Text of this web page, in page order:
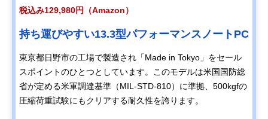
税込み129,980円（Amazon）
持ち運びやすい13.3型パフォーマンスノートPC
東京都日野市の工場で製造され「Made in Tokyo」をセール
スポイントのひとつとしています。このモデルは米国国防総
省が定める米軍調達基準（MIL-STD-810）に準拠、500kgfの
圧縮荷重試験にもクリアする耐久性を誇ります。